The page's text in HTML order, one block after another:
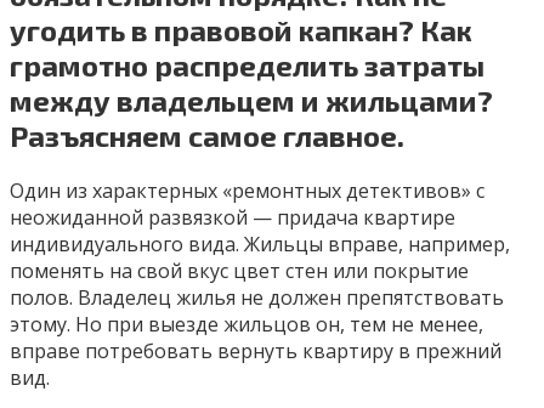
угодить в правовой капкан? Как
грамотно распределить затраты
между владельцем и жильцами?
Разъясняем самое главное.
Один из характерных «ремонтных детективов» с
неожиданной развязкой — придача квартире
индивидуального вида. Жильцы вправе, например,
поменять на свой вкус цвет стен или покрытие
полов. Владелец жилья не должен препятствовать
этому. Но при выезде жильцов он, тем не менее,
вправе потребовать вернуть квартиру в прежний
вид.